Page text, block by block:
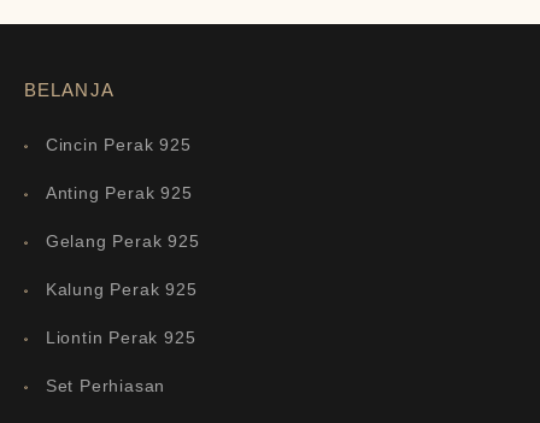
BELANJA
Cincin Perak 925
Anting Perak 925
Gelang Perak 925
Kalung Perak 925
Liontin Perak 925
Set Perhiasan